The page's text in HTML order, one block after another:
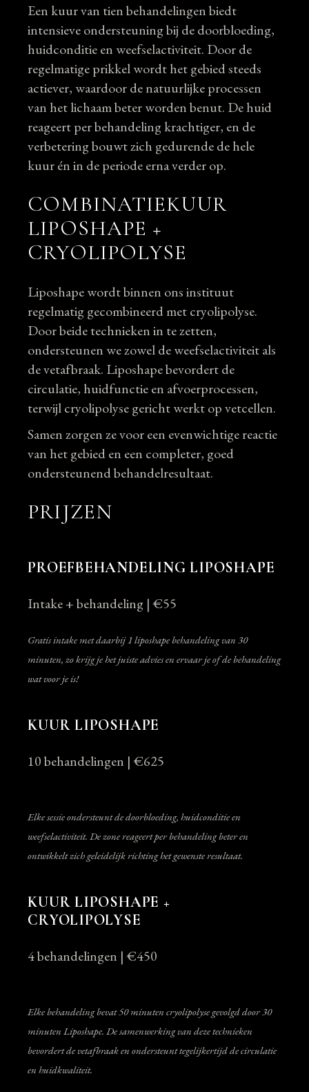
Een kuur van tien behandelingen biedt
intensieve ondersteuning bij de doorbloeding,
huidconditie en weefselactiviteit. Door de
regelmatige prikkel wordt het gebied steeds
actiever, waardoor de natuurlijke processen
van het lichaam beter worden benut. De huid
reageert per behandeling krachtiger, en de
verbetering bouwt zich gedurende de hele
kuur én in de periode erna verder op.
COMBINATIEKUUR
LIPOSHAPE +
CRYOLIPOLYSE
Liposhape wordt binnen ons instituut
regelmatig gecombineerd met cryolipolyse.
Door beide technieken in te zetten,
ondersteunen we zowel de weefselactiviteit als
de vetafbraak. Liposhape bevordert de
circulatie, huidfunctie en afvoerprocessen,
terwijl cryolipolyse gericht werkt op vetcellen.
Samen zorgen ze voor een evenwichtige reactie
van het gebied en een completer, goed
ondersteunend behandelresultaat.
PRIJZEN
PROEFBEHANDELING LIPOSHAPE
Intake + behandeling | €55
Gratis intake met daarbij 1 liposhape behandeling van 30
minuten, zo krijg je het juiste advies en ervaar je of de behandeling
wat voor je is!
KUUR LIPOSHAPE
10 behandelingen | €625
Elke sessie ondersteunt de doorbloeding, huidconditie en
weefselactiviteit. De zone reageert per behandeling beter en
ontwikkelt zich geleidelijk richting het gewenste resultaat.
KUUR LIPOSHAPE +
CRYOLIPOLYSE
4 behandelingen | €450
Elke behandeling bevat 50 minuten cryolipolyse gevolgd door 30
minuten Liposhape. De samenwerking van deze technieken
bevordert de vetafbraak en ondersteunt tegelijkertijd de circulatie
en huidkwaliteit.